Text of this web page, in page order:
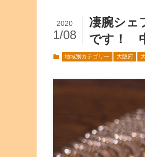
凄腕シェ
です！
2020
1/08
地域別カテゴリー 大阪府